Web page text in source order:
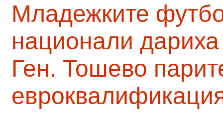
Младежките
национали
Ген. Тошево